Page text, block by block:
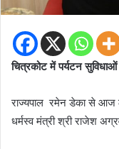
चित्रकोट में पर्यटन सुविधाओं
राज्यपाल रमेन डेका से आज
धर्मस्व मंत्री श्री राजेश